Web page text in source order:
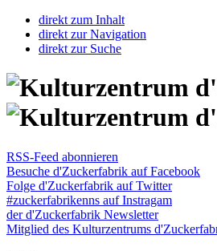
direkt zum Inhalt
direkt zur Navigation
direkt zur Suche
RSS-Feed abonnieren
Besuche d'Zuckerfabrik auf Facebook
Folge d'Zuckerfabrik auf Twitter
#zuckerfabrikenns auf Instragam
der d'Zuckerfabrik Newsletter
Mitglied des Kulturzentrums